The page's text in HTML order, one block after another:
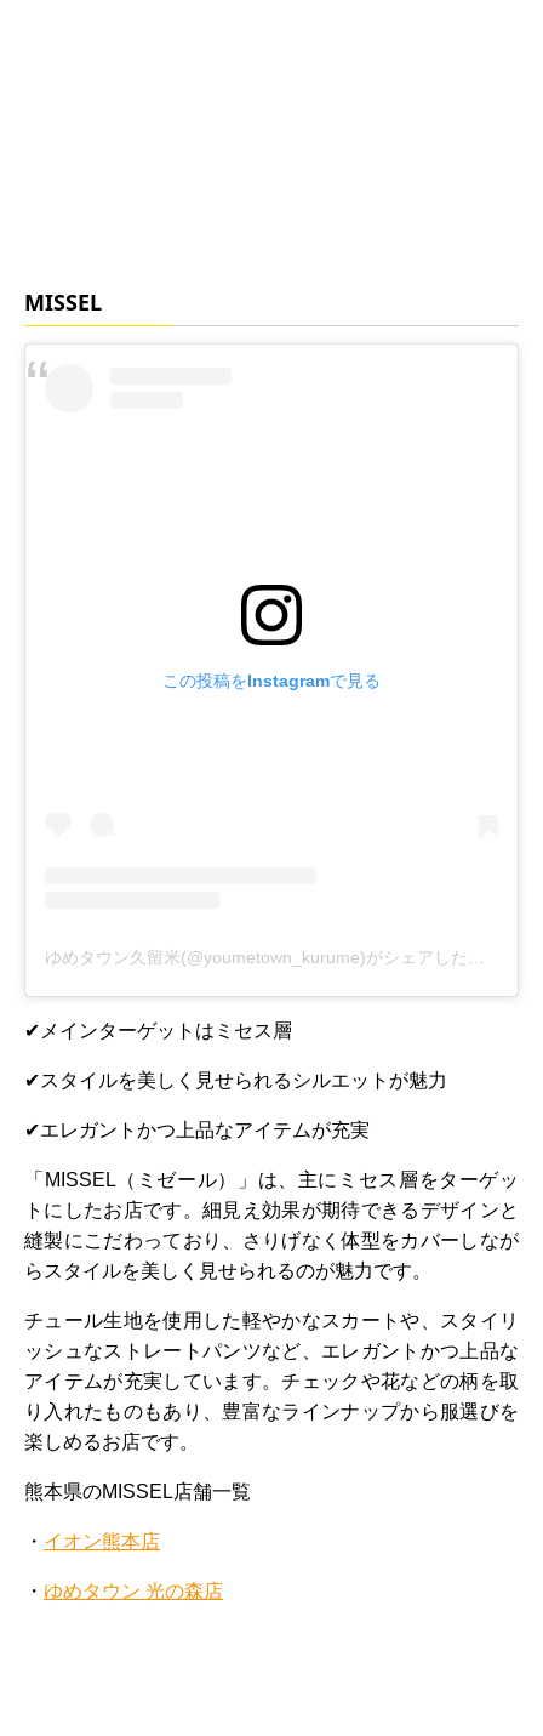
MISSEL
この投稿をInstagramで見る
✔メインターゲットはミセス層
✔スタイルを美しく見せられるシルエットが魅力
✔エレガントかつ上品なアイテムが充実
「MISSEL（ミゼール）」は、主にミセス層をターゲッ
トにしたお店です。細見え効果が期待できるデザインと
縫製にこだわっており、さりげなく体型をカバーしなが
らスタイルを美しく見せられるのが魅力です。
チュール生地を使用した軽やかなスカートや、スタイリ
ッシュなストレートパンツなど、エレガントかつ上品な
アイテムが充実しています。チェックや花などの柄を取
り入れたものもあり、豊富なラインナップから服選びを
楽しめるお店です。
熊本県のMISSEL店舗一覧
・ イオン熊本店
・ ゆめタウン 光の森店